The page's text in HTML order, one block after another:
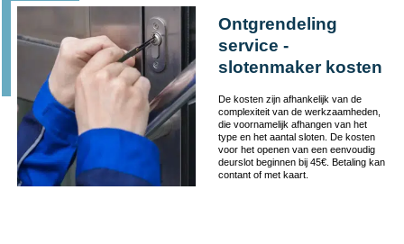
Ontgrendeling
service -
slotenmaker kosten
De kosten zijn afhankelijk van de
complexiteit van de werkzaamheden,
die voornamelijk afhangen van het
type en het aantal sloten. De kosten
voor het openen van een eenvoudig
deurslot beginnen bij 45€. Betaling kan
contant of met kaart.